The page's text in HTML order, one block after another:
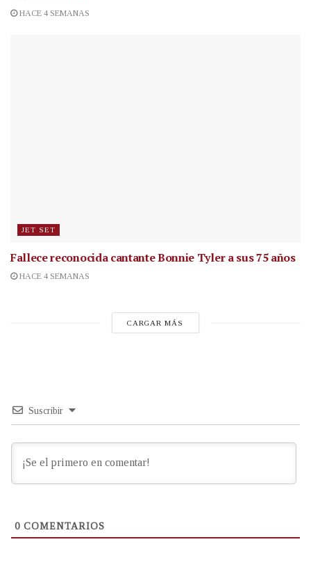
HACE 4 SEMANAS
JET SET
Fallece reconocida cantanteBonnie Tyler a sus 75 años
HACE 4 SEMANAS
CARGAR MÁS
Suscribir
0 COMENTARIOS